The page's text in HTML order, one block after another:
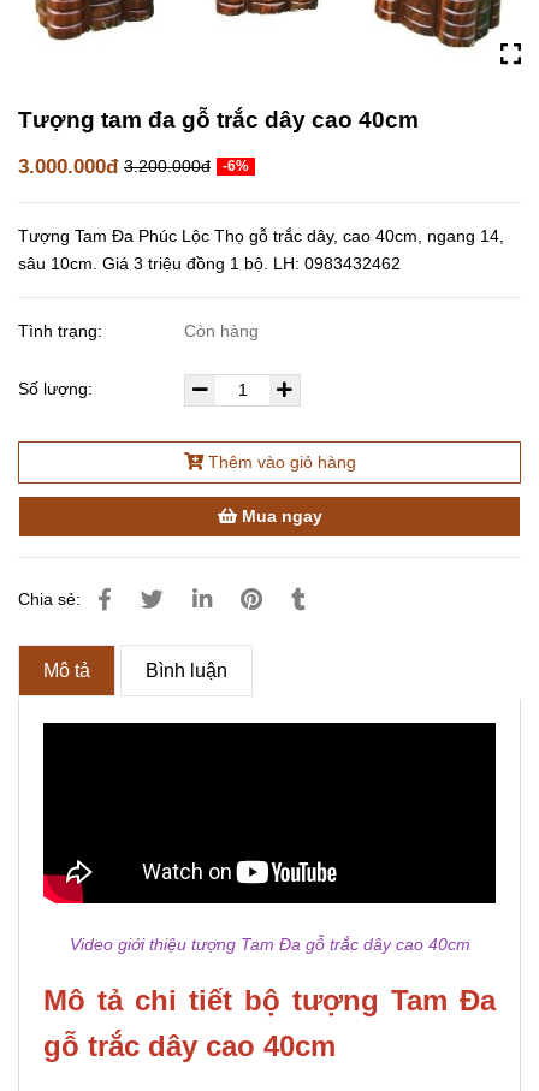
Tượng tam đa gỗ trắc dây cao 40cm
3.000.000đ 3.200.000đ -6%
Tượng Tam Đa Phúc Lộc Thọ gỗ trắc dây, cao 40cm, ngang 14,
sâu 10cm. Giá 3 triệu đồng 1 bộ. LH: 0983432462
Tình trạng: Còn hàng
Số lượng:
Thêm vào giỏ hàng
Mua ngay
Chia sẻ:
Mô tả Bình luận
Video giới thiệu tượng Tam Đa gỗ trắc dây cao 40cm
Mô tả chi tiết bộ tượng Tam Đa
gỗ trắc dây cao 40cm